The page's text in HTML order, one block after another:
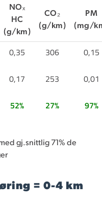
NOₓ
HC
(g/km)
CO₂
(g/km)
PM
(mg/
0,35 306
0,15
0,17 253 0,01
52% 27% 97%
gj.snittlig 71% de
= 0-4 km